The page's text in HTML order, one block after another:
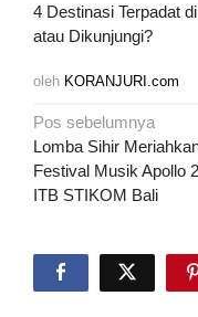
4 Destinasi Terpadat
atau Dikunjungi?
oleh KORANJURI.com
Navigasi
pos
Pos sebelumnya
Lomba Sihir
Festival Musik Apollo
ITB STIKOM Bali